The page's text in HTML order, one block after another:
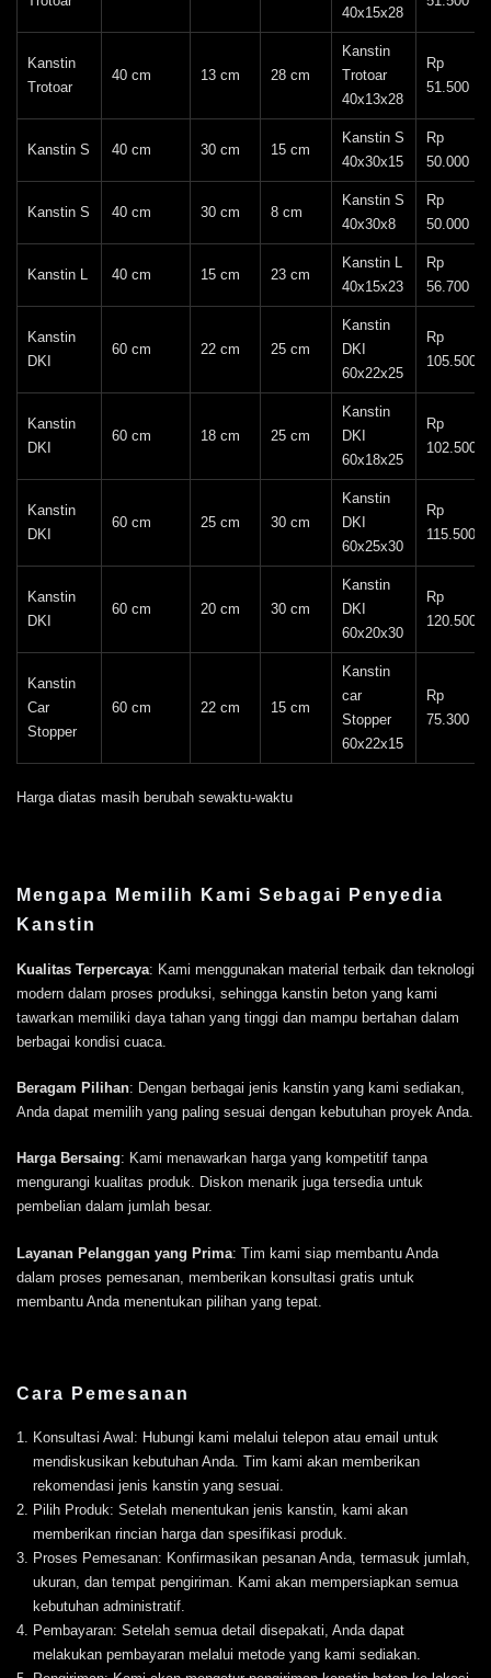
40x15x28
Kanstin
Trotoar
40 cm 13 cm 28 cm
Kanstin
Trotoar
40x13x28
Rp
51.500
Kanstin S 40 cm 30 cm 15 cm
Kanstin S
40x30x15
Rp
50.000
Kanstin S 40 cm 30 cm 8 cm
Kanstin S
40x30x8
Rp
50.000
Kanstin L 40 cm 15 cm 23 cm
Kanstin L
40x15x23
Rp
56.700
Kanstin
DKI
60 cm 22 cm 25 cm
Kanstin
DKI
60x22x25
Rp
105.500
Kanstin
DKI
60 cm 18 cm 25 cm
Kanstin
DKI
60x18x25
Rp
102.500
Kanstin
DKI
60 cm 25 cm 30 cm
Kanstin
DKI
60x25x30
Rp
115.500
Kanstin
DKI
60 cm 20 cm 30 cm
Kanstin
DKI
60x20x30
Rp
120.500
Kanstin
Car
Stopper
60 cm 22 cm 15 cm
Kanstin
car
Stopper
60x22x15
Rp
75.300
Harga diatas masih berubah sewaktu-waktu
Mengapa Memilih Kami Sebagai Penyedia
Kanstin
Kualitas Terpercaya: Kami menggunakan material terbaik dan teknologi
modern dalam proses produksi, sehingga kanstin beton yang kami
tawarkan memiliki daya tahan yang tinggi dan mampu bertahan dalam
berbagai kondisi cuaca.
Beragam Pilihan: Dengan berbagai jenis kanstin yang kami sediakan,
Anda dapat memilih yang paling sesuai dengan kebutuhan proyek Anda.
Harga Bersaing: Kami menawarkan harga yang kompetitif tanpa
mengurangi kualitas produk. Diskon menarik juga tersedia untuk
pembelian dalam jumlah besar.
Layanan Pelanggan yang Prima: Tim kami siap membantu Anda
dalam proses pemesanan, memberikan konsultasi gratis untuk
membantu Anda menentukan pilihan yang tepat.
Cara Pemesanan
Konsultasi Awal: Hubungi kami melalui telepon atau email untuk
mendiskusikan kebutuhan Anda. Tim kami akan memberikan
rekomendasi jenis kanstin yang sesuai.
Pilih Produk: Setelah menentukan jenis kanstin, kami akan
memberikan rincian harga dan spesifikasi produk.
Proses Pemesanan: Konfirmasikan pesanan Anda, termasuk jumlah,
ukuran, dan tempat pengiriman. Kami akan mempersiapkan semua
kebutuhan administratif.
Pembayaran: Setelah semua detail disepakati, Anda dapat
melakukan pembayaran melalui metode yang kami sediakan.